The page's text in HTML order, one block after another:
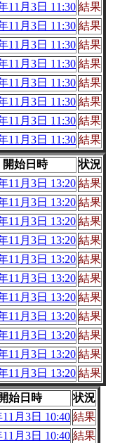
11月3日 11:30 結果
11月3日 11:30 結果
11月3日 11:30 結果
11月3日 11:30 結果
11月3日 11:30 結果
11月3日 11:30 結果
11月3日 11:30 結果
11月3日 11:30 結果
開始日時
状況
11月3日 13:20 結果
11月3日 13:20 結果
11月3日 13:20 結果
11月3日 13:20 結果
11月3日 13:20 結果
11月3日 13:20 結果
11月3日 13:20 結果
11月3日 13:20 結果
11月3日 13:20 結果
11月3日 13:20 結果
11月3日 13:20 結果
始日時
状況
11月3日 10:40 結果
11月3日 10:40 結果